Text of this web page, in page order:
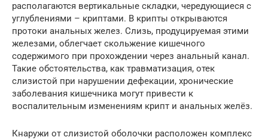
располагаются вертикальные складки, чередующиеся с
углублениями – криптами. В крипты открываются
протоки анальных желез. Слизь, продуцируемая этими
железами, облегчает скольжение кишечного
содержимого при прохождении через анальный канал.
Такие обстоятельства, как травматизация, отек
слизистой при нарушении дефекации, хронические
заболевания кишечника могут привести к
воспалительным изменениям крипт и анальных желёз.
Кнаружи от слизистой оболочки расположен комплекс